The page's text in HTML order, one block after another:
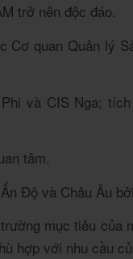
trở nên độc đáo.
quan Quản lý
và CIS Nga;
tâm.
Độ và Châu Âu
mục tiêu của
hợp với nhu cầu